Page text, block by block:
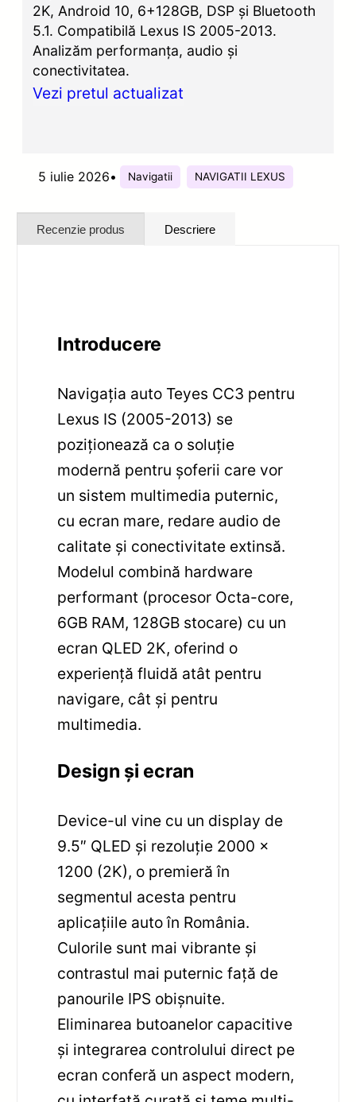
2K, Android 10, 6+128GB, DSP și Bluetooth
5.1. Compatibilă Lexus IS 2005-2013.
Analizăm performanța, audio și
conectivitatea.
Vezi pretul actualizat
5 iulie 2026• Navigatii NAVIGATII LEXUS
Recenzie produs Descriere
Introducere
Navigația auto Teyes CC3 pentru
Lexus IS (2005-2013) se
poziționează ca o soluție
modernă pentru șoferii care vor
un sistem multimedia puternic,
cu ecran mare, redare audio de
calitate și conectivitate extinsă.
Modelul combină hardware
performant (procesor Octa-core,
6GB RAM, 128GB stocare) cu un
ecran QLED 2K, oferind o
experiență fluidă atât pentru
navigare, cât și pentru
multimedia.
Design și ecran
Device-ul vine cu un display de
9.5″ QLED și rezoluție 2000 x
1200 (2K), o premieră în
segmentul acesta pentru
aplicațiile auto în România.
Culorile sunt mai vibrante și
contrastul mai puternic față de
panourile IPS obișnuite.
Eliminarea butoanelor capacitive
și integrarea controlului direct pe
ecran conferă un aspect modern,